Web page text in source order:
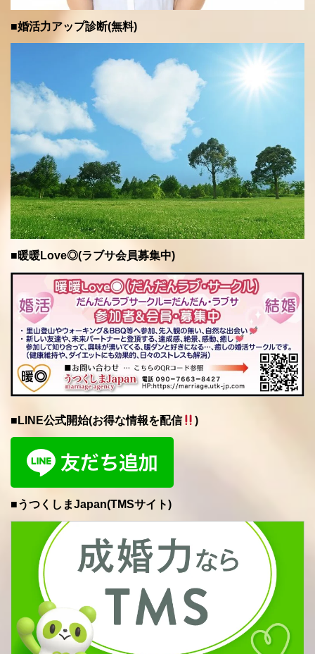
■婚活力アップ診断(無料)
■暖暖Love◎(ラブサ会員募集中)
■LINE公式開始(お得な情報を配信 )
■うつくしまJapan(TMSサイト)